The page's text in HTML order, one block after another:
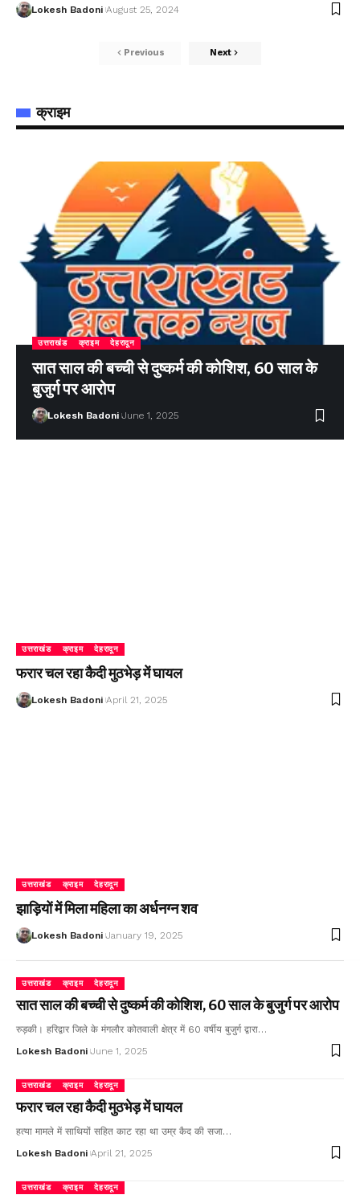
Lokesh Badoni August 25, 2024
Previous Next
क्राइम
उत्तराखंड क्राइम देहरादून
सात साल की बच्ची से दुष्कर्म की कोशिश, 60 साल के
बुजुर्ग पर आरोप
Lokesh Badoni June 1, 2025
उत्तराखंड क्राइम देहरादून
फरार चल रहा कैदी मुठभेड़ में घायल
Lokesh Badoni April 21, 2025
उत्तराखंड क्राइम देहरादून
झाड़ियों में मिला महिला का अर्धनग्न शव
Lokesh Badoni January 19, 2025
उत्तराखंड क्राइम देहरादून
सात साल की बच्ची से दुष्कर्म की कोशिश, 60 साल के बुजुर्ग पर आरोप
रुड़की। हरिद्वार जिले के मंगलौर कोतवाली क्षेत्र में 60 वर्षीय बुजुर्ग द्वारा…
Lokesh Badoni June 1, 2025
उत्तराखंड क्राइम देहरादून
फरार चल रहा कैदी मुठभेड़ में घायल
हत्या मामले में साथियों सहित काट रहा था उम्र कैद की सजा…
Lokesh Badoni April 21, 2025
उत्तराखंड क्राइम देहरादून